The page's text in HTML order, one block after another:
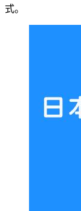
式。